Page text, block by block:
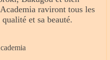
raviront tous les
et sa beauté.